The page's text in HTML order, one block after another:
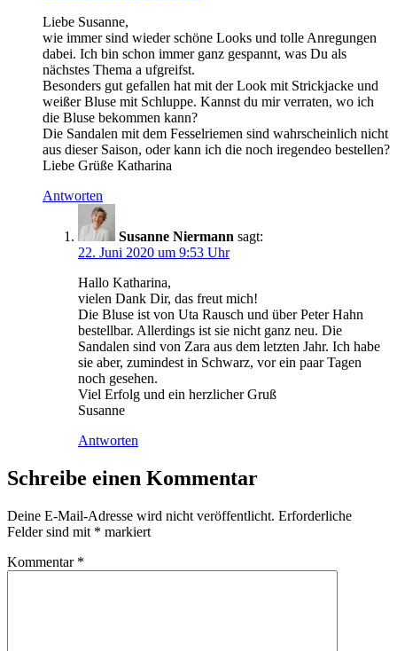
Liebe Susanne,
wie immer sind wieder schöne Looks und tolle Anregungen
dabei. Ich bin schon immer ganz gespannt, was Du als
nächstes Thema a ufgreifst.
Besonders gut gefallen hat mit der Look mit Strickjacke und
weißer Bluse mit Schluppe. Kannst du mir verraten, wo ich
die Bluse bekommen kann?
Die Sandalen mit dem Fesselriemen sind wahrscheinlich nicht
aus dieser Saison, oder kann ich die noch iregendeo bestellen?
Liebe Grüße Katharina
Antworten
Susanne Niermann sagt:
22. Juni 2020 um 9:53 Uhr
Hallo Katharina,
vielen Dank Dir, das freut mich!
Die Bluse ist von Uta Rausch und über Peter Hahn
bestellbar. Allerdings ist sie nicht ganz neu. Die
Sandalen sind von Zara aus dem letzten Jahr. Ich habe
sie aber, zumindest in Schwarz, vor ein paar Tagen
noch gesehen.
Viel Erfolg und ein herzlicher Gruß
Susanne
Antworten
Schreibe einen Kommentar
Deine E-Mail-Adresse wird nicht veröffentlicht. Erforderliche
Felder sind mit * markiert
Kommentar *